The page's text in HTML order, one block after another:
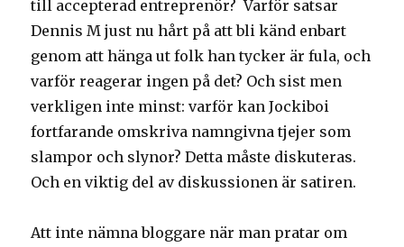
till accepterad entreprenör? Varför satsar
Dennis M just nu hårt på att bli känd enbart
genom att hänga ut folk han tycker är fula, och
varför reagerar ingen på det? Och sist men
verkligen inte minst: varför kan Jockiboi
fortfarande omskriva namngivna tjejer som
slampor och slynor? Detta måste diskuteras.
Och en viktig del av diskussionen är satiren.
Att inte nämna bloggare när man pratar om